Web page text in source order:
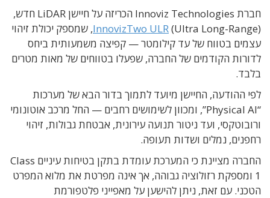
חברת Innoviz Technologies הכריזה על חיישן LiDAR חדש,
InnovizTwo ULR(Ultra Long-Range), שמספק יכולת זיהוי
עצמים בטווח של עד קילומטר — קפיצה משמעותית ביחס
לדורות הקודמים של החברה, שפעלו בטווחים של מאות מטרים
בלבד.
לפי ההודעה, החיישן מיועד לתמוך בדור הבא של מערכות
“Physical AI”, ומכוון לשימושים רחבים — החל מרכב אוטונומי
ורובוטקסי, ועד ניטור תנועה עירונית, אבטחת גבולות, זיהוי
רחפנים, נמלים ושדות תעופה.
החברה מציינת כי המערכת עומדת בתקן בטיחות עיניים Class
1 ומספקת רזולוציה גבוהה, אך אינה מפרטת את מלוא המפרט
הטכני. עם זאת, ניתן להישען על מאפייני פלטפורמת